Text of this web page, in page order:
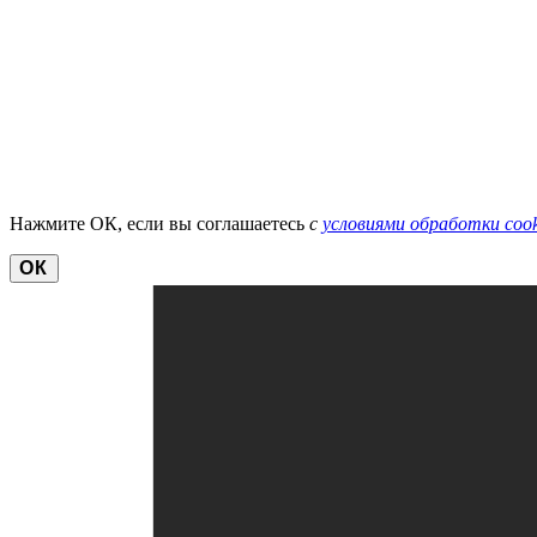
Нажмите ОК, если вы соглашаетесь с условиями обработки
ОК